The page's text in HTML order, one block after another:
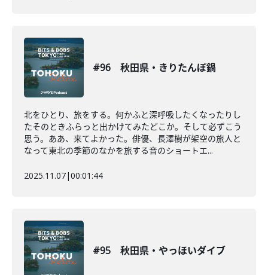
#96 秋田県・きりたんぽ鍋
北をひとり、旅をする。何かふと深呼吸したくなったりし
たそのときふらっと出かけてみたどこか。そして必ずこう
思う。ああ、来てよかった。俳優、長澤樹が架空の旅人と
なって東北の季節のなかを旅する音のショートエ...
2025.11.07|00:01:44
#95 秋田県・やっほいダイブ